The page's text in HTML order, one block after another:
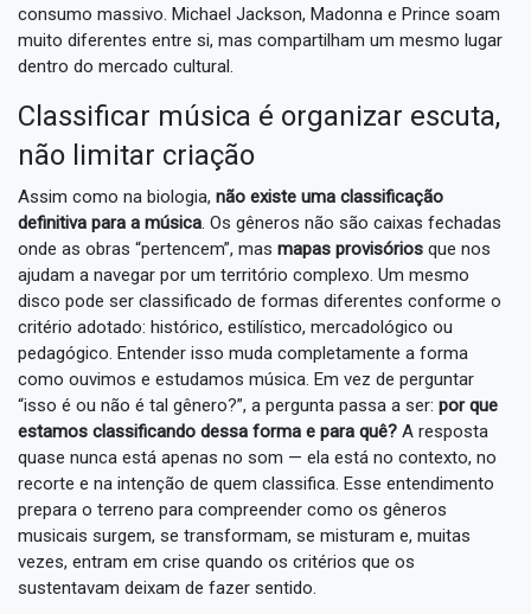
consumo massivo. Michael Jackson, Madonna e Prince soam
muito diferentes entre si, mas compartilham um mesmo lugar
dentro do mercado cultural.
Classificar música é organizar escuta,
não limitar criação
Assim como na biologia, não existe uma classificação
definitiva para a música. Os gêneros não são caixas fechadas
onde as obras “pertencem”, mas mapas provisórios que nos
ajudam a navegar por um território complexo. Um mesmo
disco pode ser classificado de formas diferentes conforme o
critério adotado: histórico, estilístico, mercadológico ou
pedagógico. Entender isso muda completamente a forma
como ouvimos e estudamos música. Em vez de perguntar
“isso é ou não é tal gênero?”, a pergunta passa a ser: por que
estamos classificando dessa forma e para quê? A resposta
quase nunca está apenas no som — ela está no contexto, no
recorte e na intenção de quem classifica. Esse entendimento
prepara o terreno para compreender como os gêneros
musicais surgem, se transformam, se misturam e, muitas
vezes, entram em crise quando os critérios que os
sustentavam deixam de fazer sentido.